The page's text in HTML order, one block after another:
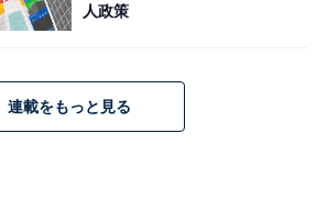
別居が公式に発表され、離婚が成
もの年月を要しました。その間、
人政策
連載をもっと見る